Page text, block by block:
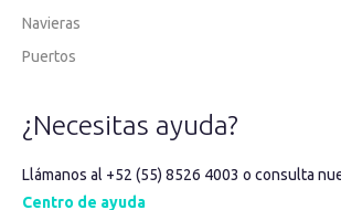
Navieras
Puertos
¿Necesitas ayuda?
Llámanos al +52 (55) 8526 4003 o consulta
Centro de ayuda